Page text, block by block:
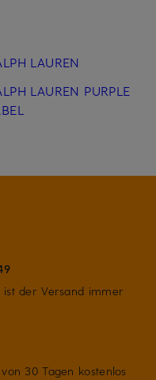
LAUREN
LAUREN PURPLE
der Versand immer
30 Tagen kostenlos